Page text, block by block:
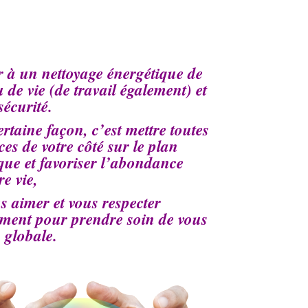
à un nettoyage énergétique de
de vie (de travail également) et
façon, c’est mettre toutes
de votre côté sur le plan
et favoriser l’abondance
vie,
aimer et vous respecter
pour prendre soin de vous